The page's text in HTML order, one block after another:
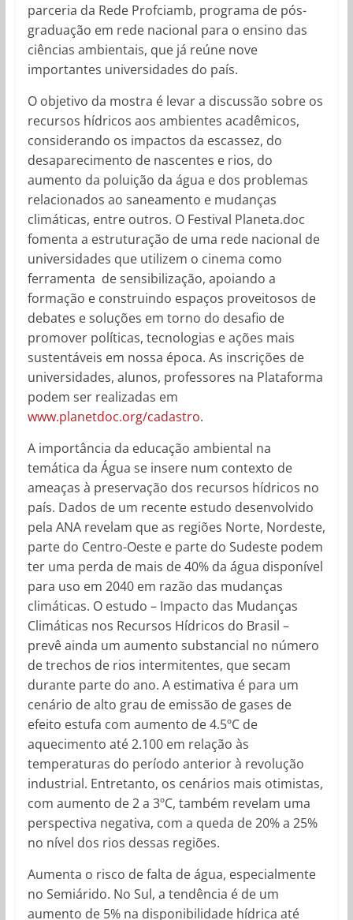
parceria da Rede Profciamb, programa de pós-
graduação em rede nacional para o ensino das
ciências ambientais, que já reúne nove
importantes universidades do país.
O objetivo da mostra é levar a discussão sobre os
recursos hídricos aos ambientes acadêmicos,
considerando os impactos da escassez, do
desaparecimento de nascentes e rios, do
aumento da poluição da água e dos problemas
relacionados ao saneamento e mudanças
climáticas, entre outros. O Festival Planeta.doc
fomenta a estruturação de uma rede nacional de
universidades que utilizem o cinema como
ferramenta de sensibilização, apoiando a
formação e construindo espaços proveitosos de
debates e soluções em torno do desafio de
promover políticas, tecnologias e ações mais
sustentáveis em nossa época. As inscrições de
universidades, alunos, professores na Plataforma
podem ser realizadas em
www.planetdoc.org/cadastro.
A importância da educação ambiental na
temática da Água se insere num contexto de
ameaças à preservação dos recursos hídricos no
país. Dados de um recente estudo desenvolvido
pela ANA revelam que as regiões Norte, Nordeste,
parte do Centro-Oeste e parte do Sudeste podem
ter uma perda de mais de 40% da água disponível
para uso em 2040 em razão das mudanças
climáticas. O estudo – Impacto das Mudanças
Climáticas nos Recursos Hídricos do Brasil –
prevê ainda um aumento substancial no número
de trechos de rios intermitentes, que secam
durante parte do ano. A estimativa é para um
cenário de alto grau de emissão de gases de
efeito estufa com aumento de 4.5ºC de
aquecimento até 2.100 em relação às
temperaturas do período anterior à revolução
industrial. Entretanto, os cenários mais otimistas,
com aumento de 2 a 3ºC, também revelam uma
perspectiva negativa, com a queda de 20% a 25%
no nível dos rios dessas regiões.
Aumenta o risco de falta de água, especialmente
no Semiárido. No Sul, a tendência é de um
aumento de 5% na disponibilidade hídrica até